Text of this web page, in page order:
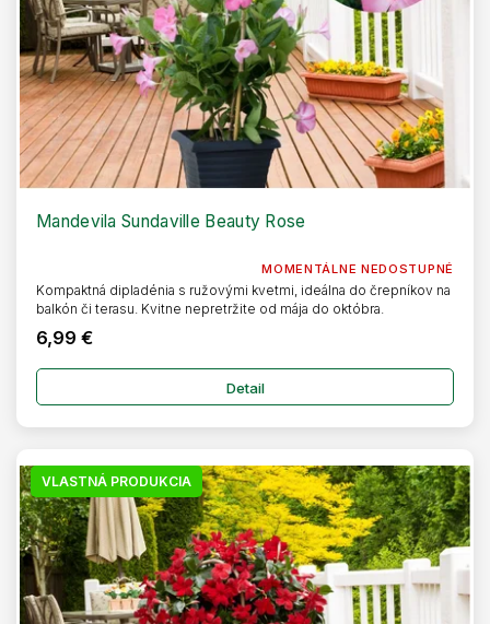
Mandevila Sundaville Beauty Rose
MOMENTÁLNE NEDOSTUPNÉ
6,99 €
Detail
Kompaktná dipladénia s ružovými kvetmi, ideálna do črepníkov na
balkón či terasu. Kvitne nepretržite od mája do októbra.
VLASTNÁ PRODUKCIA